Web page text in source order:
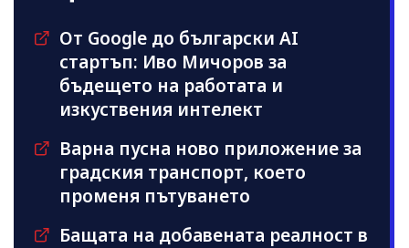
От Google до български AI
стартъп: Иво Мичоров за
бъдещето на работата и
изкуствения интелект
Варна пусна ново приложение за
градския транспорт, което
променя пътуването
Бащата на добавената реалност в